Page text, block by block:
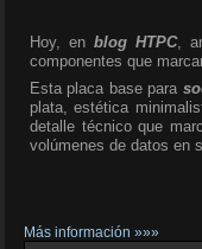
Hoy, enblog HTPC,
componentes que
Esta placa base para
plata, estética
detalle técnico que
volúmenes de datos en
Más información »»»